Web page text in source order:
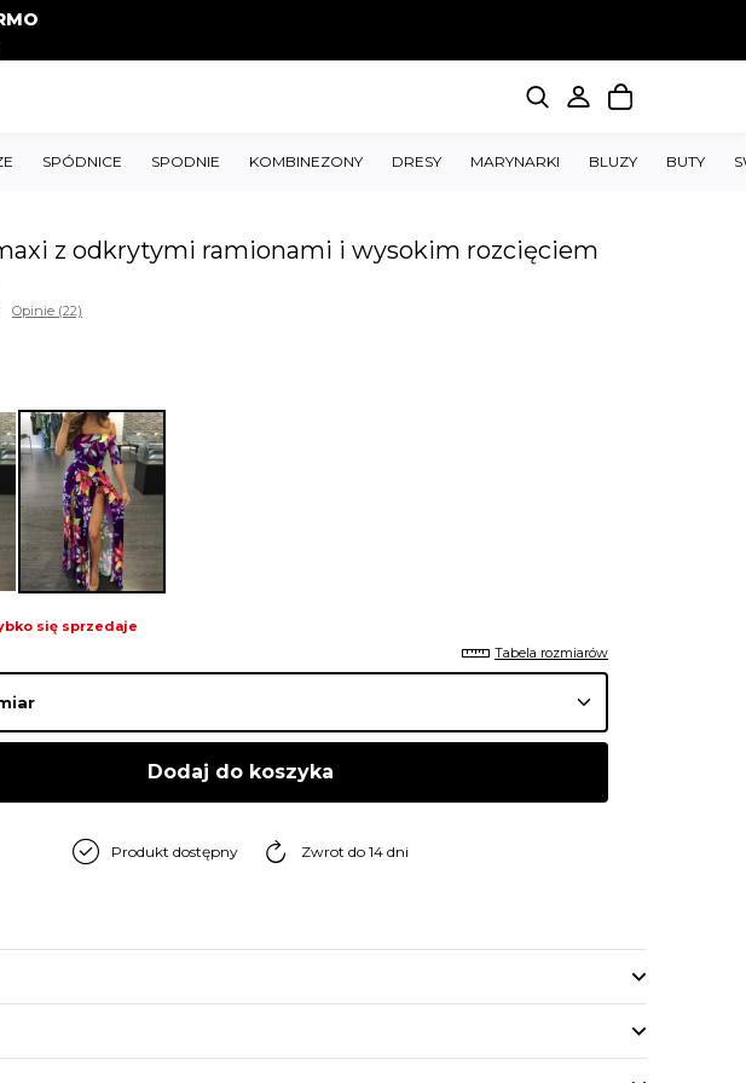
SPÓDNICE SPODNIE KOMBINEZONY DRESY MARYNARKI BLUZY BUTY
z odkrytymi ramionami i wysokim rozcięciem
Opinie (22)
się sprzedaje
Tabela rozmiarów
Dodaj do koszyka
Produkt dostępny Zwrot do 14 dni